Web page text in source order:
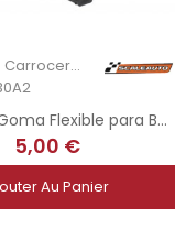
Accesorios Carrocería
Alerón en Goma Flexible para Bmw Z4 1/32
5,00 €
Au Panier